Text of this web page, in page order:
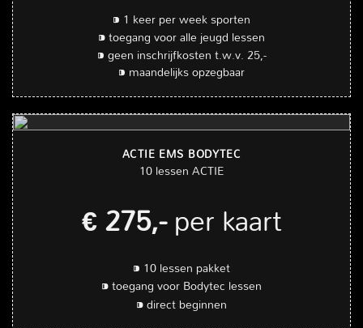
⁍ 1 keer per week sporten
⁍ toegang voor alle jeugd lessen
⁍ geen inschrijfkosten t.w.v. 25,-
⁍ maandelijks opzegbaar
ACTIE EMS BODYTEC
10 lessen ACTIE
€ 275,-per kaart
⁍ 10 lessen pakket
⁍ toegang voor Bodytec lessen
⁍ direct beginnen